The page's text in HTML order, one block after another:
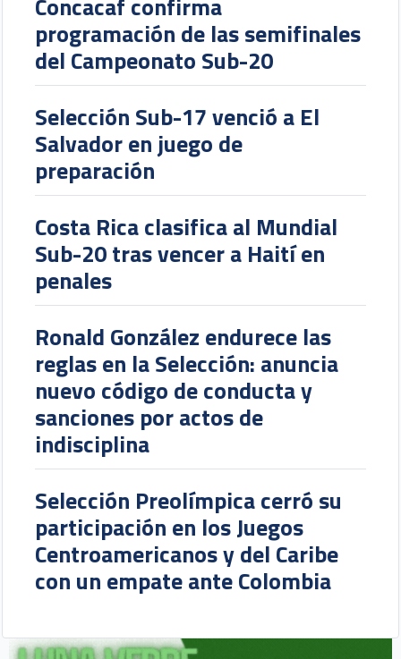
programación de las semifinales
del Campeonato Sub-20
Selección Sub-17 venció a El
Salvador en juego de
preparación
Costa Rica clasifica al Mundial
Sub-20 tras vencer a Haití en
penales
Ronald González endurece las
reglas en la Selección: anuncia
nuevo código de conducta y
sanciones por actos de
indisciplina
Selección Preolímpica cerró su
participación en los Juegos
Centroamericanos y del Caribe
con un empate ante Colombia